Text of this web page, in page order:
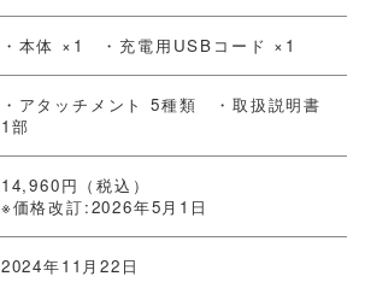
・本体 ×1 ・充電用USBコード ×1
・アタッチメント 5種類 ・取扱説明書
1部
14,960円（税込）
※価格改訂:2026年5月1日
2024年11月22日